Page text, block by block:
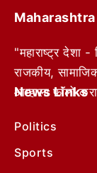
"महाराष्ट्र देशा -
राजकीय,
आम्हाला फॉलो
News Links
Politics
Sports